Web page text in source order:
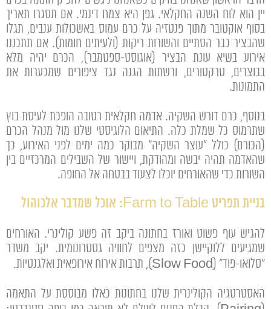
יין הוא לוח השנה החקלאי. גפן היא צמח דינמי. אם תסגרו תאריך
בסוף אוקטובר מתוך פנטזיה על כרם עמוס באשכולות ענבים, תגלו
שהבציר כבר הסתיים והשורות ריקות (ולעיתים חומות). אם תתכננו
אירוע בשיא עונת הבציר (אוגוסט-ספטמבר), הכרם יהיה מלא
בבוצרים, טרקטורים, ורשתות הגנה נגד ציפורים שמכערות את
התמונות.
בנוסף, כרם דורש השקיה. אדמה חקלאית רטובה הופכת לעיסת בוץ
שתרמוס כל שמלת כלה. התיאום הלוגיסטי שלנו מול מנהל הכרם
(הכורם) כולל "עוצר השקיה" מבוקר כמה ימים לפני האירוע, כך
שהאדמה תהיה יבשה ומהודקת, ויישור של השבילים המרכזיים בין
השורות כדי שהאורחים יוכלו לצעוד בבטחה אל החופה.
בניית תפריט Farm to Table: אוכל שמדבר אלכוהול
להגיש עוף פשוט ואורז בחתונה ביקב זה פשע קולינרי. האורחים
שמגיעים ללוקיישן כזה מצפים לחוויה גסטרונומית. יקב משדר
"סלואו-פוד" (Slow Food), תרבות אירוח אירופאית ואלגנטיות.
האסטרטגיה הקולינרית שלנו בחתונות כאלו מבוססת על התאמה